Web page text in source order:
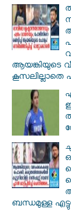
ആയങ്കിയുടെ
കൂസലില്ലാതെ
ബന്ധമുള്ള